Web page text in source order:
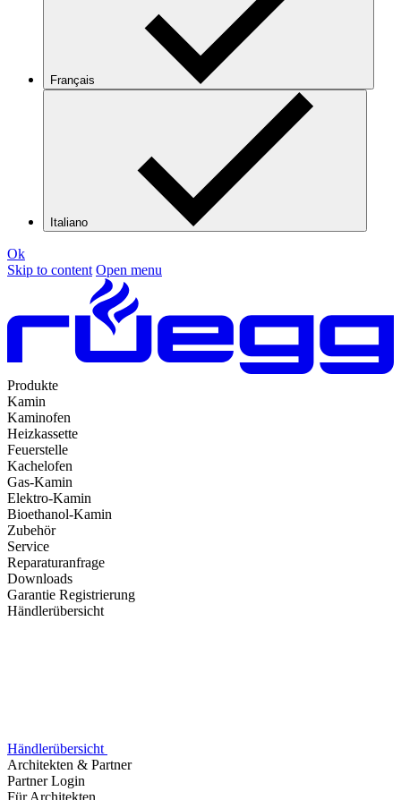
Français
Italiano
Ok
Skip to content Open menu
Produkte
Kamin
Kaminofen
Heizkassette
Feuerstelle
Kachelofen
Gas-Kamin
Elektro-Kamin
Bioethanol-Kamin
Zubehör
Service
Reparaturanfrage
Downloads
Garantie Registrierung
Händlerübersicht
Händlerübersicht
Architekten & Partner
Partner Login
Für Architekten